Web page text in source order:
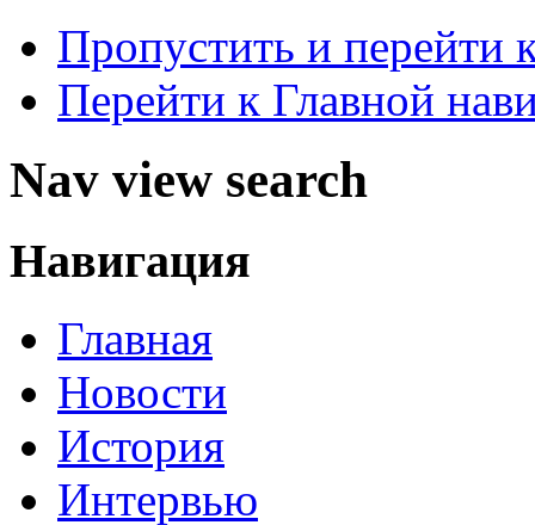
Пропустить и перейти
Перейти к Главной
Nav view search
Навигация
Главная
Новости
История
Интервью